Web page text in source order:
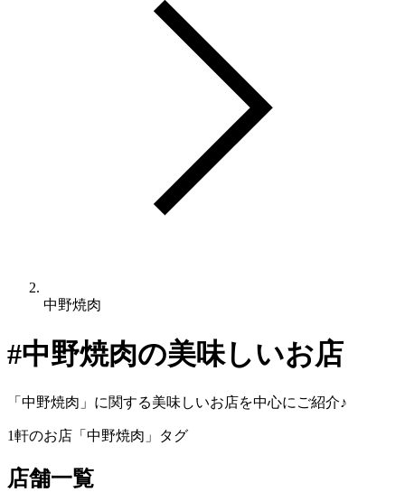
中野焼肉
#中野焼肉の美味しいお店
「 中野焼肉 」に関する美味しいお店を中心にご紹介♪
1軒のお店 「 中野焼肉 」タグ
店舗一覧